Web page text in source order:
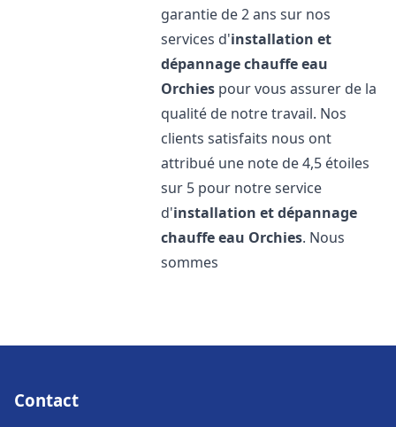
garantie de 2 ans sur nos
services d'installation et
dépannage chauffe eau
Orchies pour vous assurer de la
qualité de notre travail. Nos
clients satisfaits nous ont
attribué une note de 4,5 étoiles
sur 5 pour notre service
d'installation et dépannage
chauffe eau Orchies. Nous
sommes
Contact